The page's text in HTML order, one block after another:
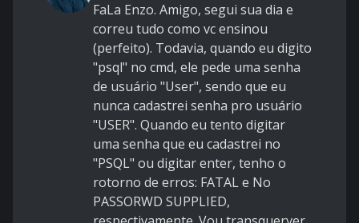
FaLa Enzo. Amigo, segui sua dia e
correu tudo como vc ensinou
(perfeito). Todavia, quando eu digito
"psql" no cmd, ele pede uma senha
de usuário "User", sendo que eu
nunca cadastrei senha pro usuário
"USER". Quando eu tento digitar
uma senha que eu cadastrei no
"PSQL" ou digitar enter, tenho o
rotorno de erros: FATAL e No
PASSORWD SUPPLIED,